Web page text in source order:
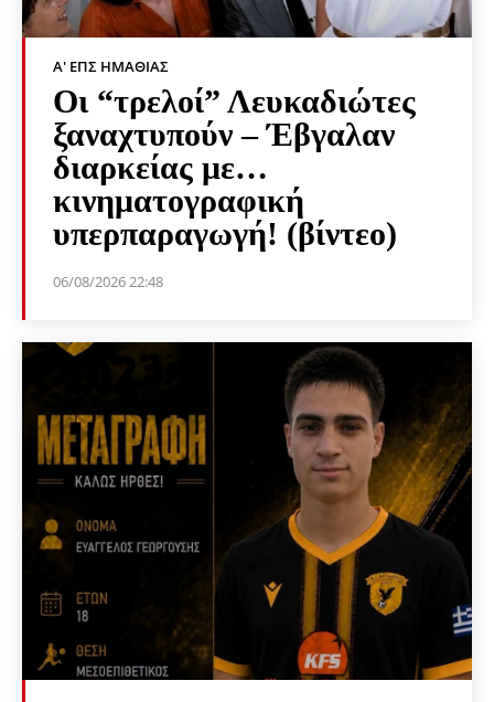
Α' ΕΠΣ ΗΜΑΘΊΑΣ
Οι “τρελοί” Λευκαδιώτες
ξαναχτυπούν – Έβγαλαν
διαρκείας με…
κινηματογραφική
υπερπαραγωγή! (βίντεο)
06/08/2026 22:48